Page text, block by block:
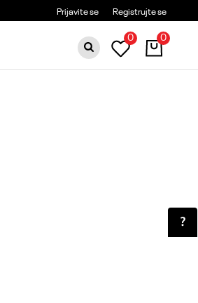
ZA PORUDŽBINE PREKO 6000RSD
Prijavite se Registrujte se
0
0